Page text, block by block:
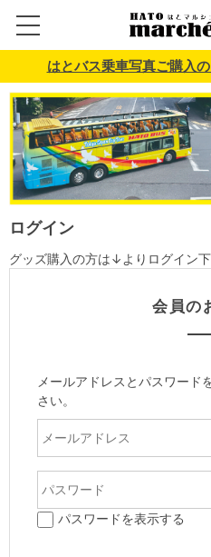
はとバス乗車写真ご購入
ログイン
グッズ購入の方は↓よりログイン
会員の
メールアドレスとパスワード
さい。
パスワードを表示する